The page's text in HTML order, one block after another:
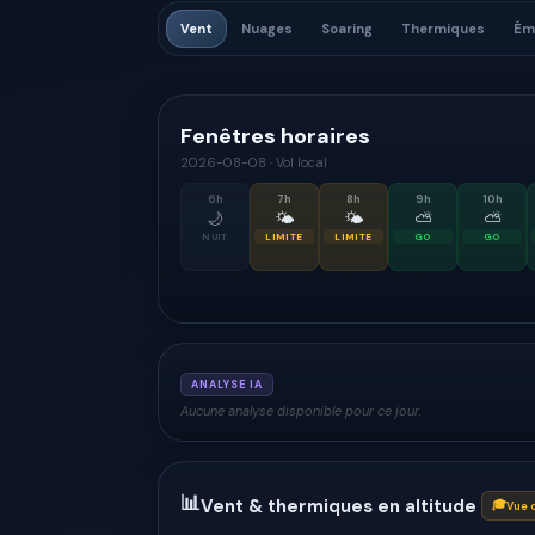
Vent Nuages Soaring Thermiques
Fenêtres horaires
2026-08-08 · Vol local
6h
🌙
NUIT
7h
🌤
LIMITE
8h
🌤
LIMITE
9h
⛅
GO
10h
⛅
GO
ANALYSE IA
Aucune analyse disponible pour ce jour.
📊Vent & thermiques en altitude 🎓Vue